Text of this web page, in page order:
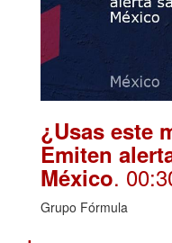
¿Usas este
Emiten
México.